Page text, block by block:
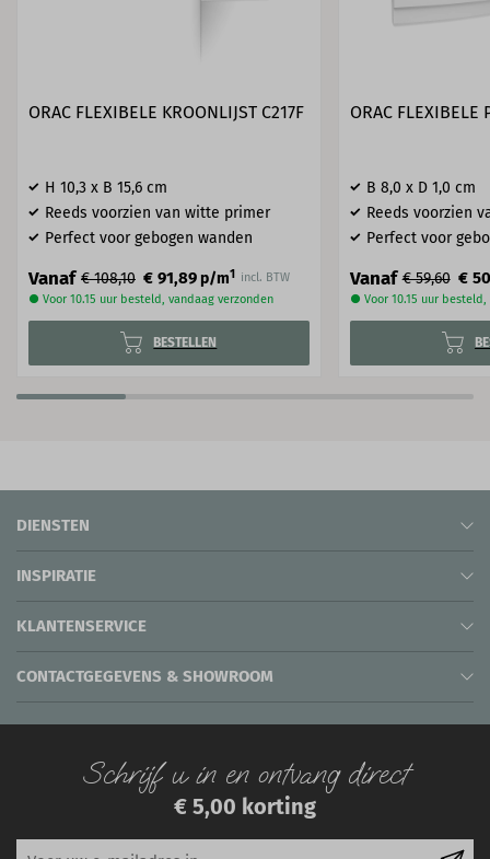
ORAC FLEXIBELE KROONLIJST C217F
H 10,3 x B 15,6 cm
Reeds voorzien van witte primer
Perfect voor gebogen wanden
Vanaf € 108,10 € 91,89p/m1 incl. BTW
● Voor 10.15 uur besteld, vandaag verzonden
BESTELLEN
ORAC FLEXIBELE
B 8,0 x D 1,0 cm
Reeds voorzien
Perfect voor
Vanaf € 59,60 €
● Voor 10.15 uur
DIENSTEN
INSPIRATIE
KLANTENSERVICE
CONTACTGEGEVENS & SHOWROOM
Schrijf u in en ontvang direct
€ 5,00 korting